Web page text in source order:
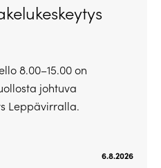
8.00–15.00 on
johtuva
Leppävirralla.
6.8.2026